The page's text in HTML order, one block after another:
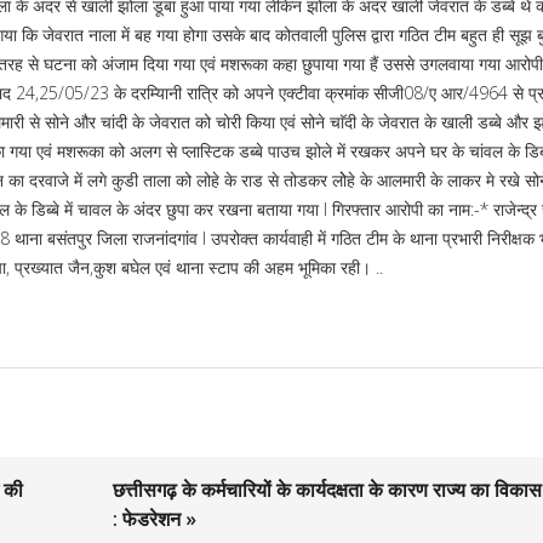
के अंदर से खाली झोला डूबा हुआ पाया गया लेकिन झोला के अंदर खाली जेवरात के डब्बे थे
कि जेवरात नाला में बह गया होगा उसके बाद कोतवाली पुलिस द्वारा गठित टीम बहुत ही
से घटना को अंजाम दिया गया एवं मशरूका कहा छुपाया गया हैं उससे उगलवाया गया आरोपी
24,25/05/23 के दरम्यिानी रात्रि को अपने एक्टीवा क्रमांक सीजी08/ए आर/4964 से
से सोने और चांदी के जेवरात को चोरी किया एवं सोने चाॅदी के जेवरात के खाली डब्बे और
गया एवं मशरूका को अलग से प्लास्टिक डब्बे पाउच झोले में रखकर अपने घर के चांवल के
का दरवाजे में लगे कुडी ताला को लोहे के राड से तोडकर लोेहे के आलमारी के लाकर मे रखे
डिब्बे में चावल के अंदर छुपा कर रखना बताया गया l गिरफ्तार आरोपी का नाम:-* राजेन्द्र
बसंतपुर जिला राजनांदगांव l उपरोक्त कार्यवाही में गठित टीम के थाना प्रभारी निरीक्षक
जैन,कुश बघेल एवं थाना स्टाप की अहम भूमिका रही। ..
की
छत्तीसगढ़ के कर्मचारियों के कार्यदक्षता के कारण राज्य का
: फेडरेशन »